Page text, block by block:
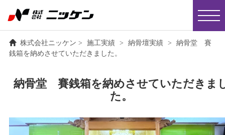
株式会社ニッケン > 施工実績 > 納骨壇実績 >
納骨堂 賽
銭箱を納めさせていただきました。
納骨堂 賽銭箱を納めさせていただきま
た。